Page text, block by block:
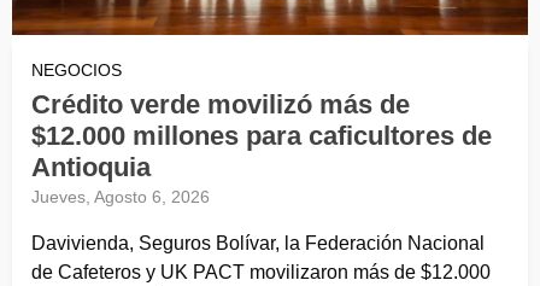
NEGOCIOS
Crédito verde movilizó más de
$12.000 millones para caficultores de
Antioquia
Jueves, Agosto 6, 2026
Davivienda, Seguros Bolívar, la Federación Nacional
de Cafeteros y UK PACT movilizaron más de $12.000